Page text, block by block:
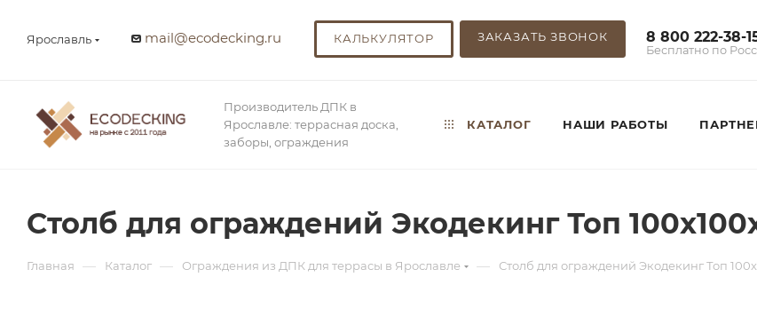
Ярославль mail@ecodecking.ru КАЛЬКУЛЯТОР ЗАКАЗАТЬ ЗВОНОК 8 800 222-38-
Бесплатно по
Производитель ДПК в
Ярославле: террасная доска,
заборы, ограждения
КАТАЛОГ НАШИ РАБОТЫ
Столб для ограждений Экодекинг Топ
Главная — Каталог — Ограждения из ДПК для террасы в Ярославле — Столб для ограждений Экодекинг Топ